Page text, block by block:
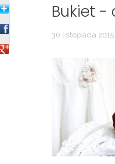
Bukiet -
30 listopada